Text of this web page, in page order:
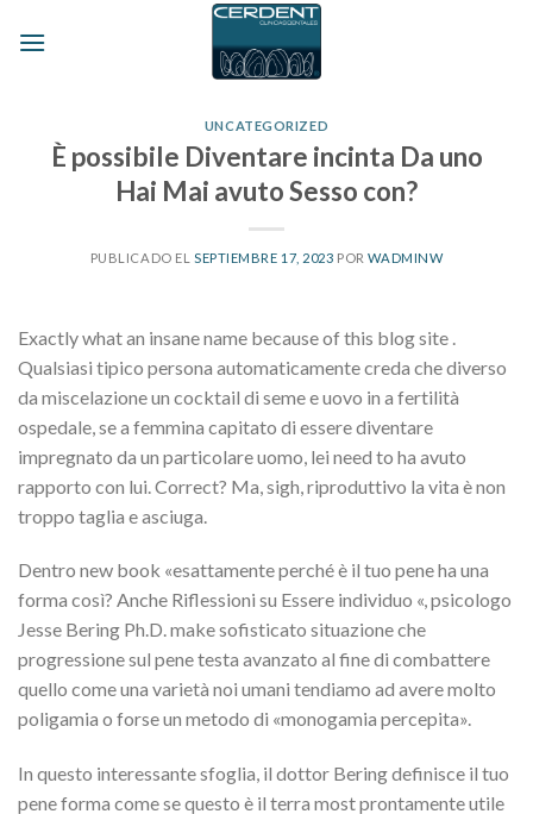
UNCATEGORIZED
È possibile Diventare incinta Da uno
Hai Mai avuto Sesso con?
PUBLICADO EL SEPTIEMBRE 17, 2023 PORWADMINW
Exactly what an insane name because of this blog site .
Qualsiasi tipico persona automaticamente creda che diverso
da miscelazione un cocktail di seme e uovo in a fertilità
ospedale, se a femmina capitato di essere diventare
impregnato da un particolare uomo, lei need to ha avuto
rapporto con lui. Correct? Ma, sigh, riproduttivo la vita è non
troppo taglia e asciuga.
Dentro new book «esattamente perché è il tuo pene ha una
forma così? Anche Riflessioni su Essere individuo «, psicologo
Jesse Bering Ph.D. make sofisticato situazione che
progressione sul pene testa avanzato al fine di combattere
quello come una varietà noi umani tendiamo ad avere molto
poligamia o forse un metodo di «monogamia percepita».
In questo interessante sfoglia, il dottor Bering definisce il tuo
pene forma come se questo è il terra most prontamente utile